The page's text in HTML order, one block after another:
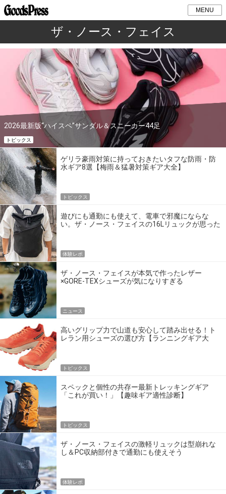
MENU
ザ・ノース・フェイス
2026最新版“ハイスペ”サンダル＆スニーカー44足
トピックス
ゲリラ豪雨対策に持っておきたいタフな防雨・防
水ギア8選【梅雨＆猛暑対策ギア大全】
トピックス
遊びにも通勤にも使えて、電車で邪魔にならな
い。ザ・ノース・フェイスの16Lリュックが思った
体験レポ
ザ・ノース・フェイスが本気で作ったレザー
×GORE-TEXシューズが気になりすぎる
ニュース
高いグリップ力で山道も安心して踏み出せる！ト
レラン用シューズの選び方【ランニングギア大
トピックス
スペックと個性の共存ー最新トレッキングギア
「これが買い！」【趣味ギア適性診断】
トピックス
ザ・ノース・フェイスの激軽リュックは型崩れな
し＆PC収納部付きで通勤にも使えそう
体験レポ